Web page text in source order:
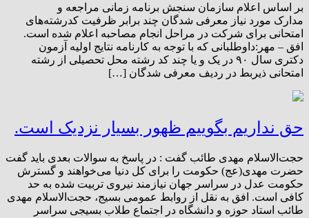
بر اساس اعلام سازمان سنجش برنامه زمانی مراجعه و
مدارک مورد نیاز معرفی شدگان چند برابر ظرفیت کدرشته‌های
امتحانی برای شرکت در مراحل انجام مصاحبه اعلام شده است.
افق – مهر:داوطلبانی که با توجه به کارنامه نتایج اولیه آزمون
دکتری سال ۹۰ در یک و یا چند کد رشته محل تحصیلی از رشته
امتحانی ذیربط در ردیف معرفی ‌شدگان […]
حق نداریم بگوییم ظهور بسیار نزدیک است.
حجت‌الاسلام مهدی طائب گفت : در پاسخ به سوالات بعدی باید گفت
حضرت مهدی(عج) حکومت را برای کل دنیا می‌خواهند و گسترش
حکومت عدل در سراسر جهان نیازمند نیروی تربیت شده به حد
کافی است. افق به نقل از روابط عمومی بسیج، حجت‌الاسلام مهدی
طائب استاد حوزه و دانشگاه در اجتماع طلاب بسیجی سراسر